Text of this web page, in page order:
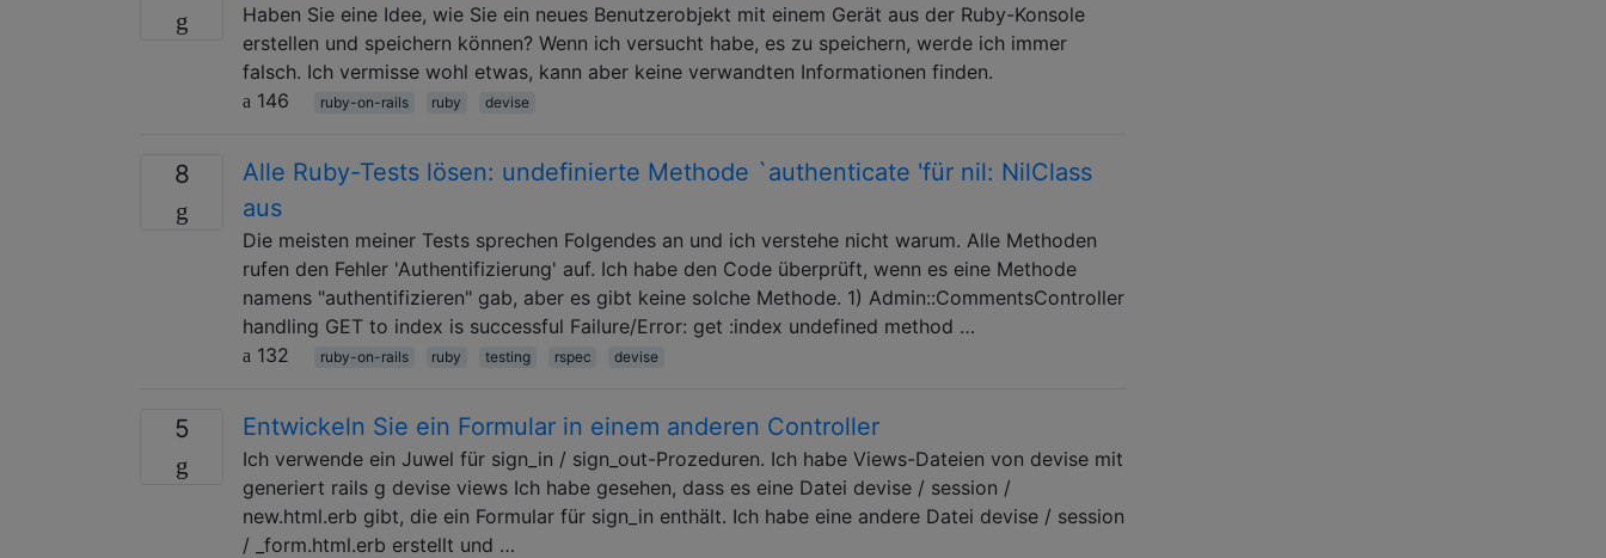
Haben Sie eine Idee, wie Sie ein neues Benutzerobjekt mit einem Gerät aus der Ruby-Konsole
erstellen und speichern können? Wenn ich versucht habe, es zu speichern, werde ich immer
falsch. Ich vermisse wohl etwas, kann aber keine verwandten Informationen finden.
146
ruby-on-rails ruby devise
8
Alle Ruby-Tests lösen: undefinierte Methode `authenticate 'für nil: NilClass
aus
Die meisten meiner Tests sprechen Folgendes an und ich verstehe nicht warum. Alle Methoden
rufen den Fehler 'Authentifizierung' auf. Ich habe den Code überprüft, wenn es eine Methode
namens "authentifizieren" gab, aber es gibt keine solche Methode. 1) Admin::CommentsController
handling GET to index is successful Failure/Error: get :index undefined method …
132
ruby-on-rails ruby testing rspec devise
5 Entwickeln Sie ein Formular in einem anderen Controller
Ich verwende ein Juwel für sign_in / sign_out-Prozeduren. Ich habe Views-Dateien von devise mit
generiert rails g devise views Ich habe gesehen, dass es eine Datei devise / session /
new.html.erb gibt, die ein Formular für sign_in enthält. Ich habe eine andere Datei devise / session
/ _form.html.erb erstellt und …